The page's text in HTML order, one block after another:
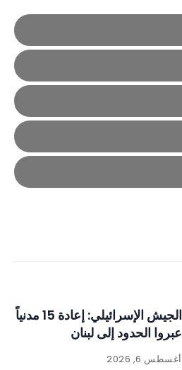
الجيش الإسرائيلي: إعادة 15 مدنياً
عبروا الحدود إلى لبنان
أغسطس 6, 2026